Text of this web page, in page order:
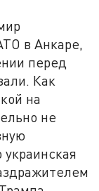
в Анкаре,
перед
Как
на
не